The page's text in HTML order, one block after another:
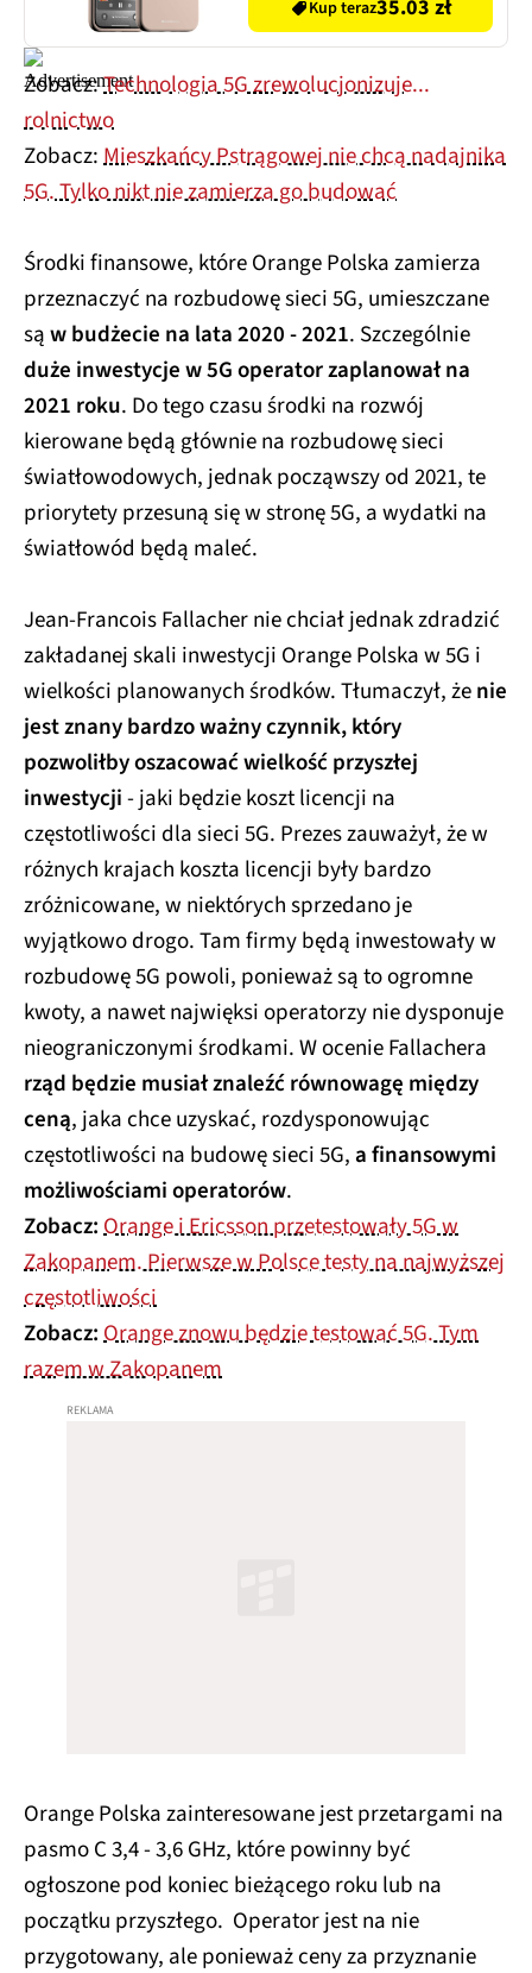
Kup teraz35.03 zł
Zobacz:Technologia 5G zrewolucjonizuje...
rolnictwo
Zobacz:Mieszkańcy Pstrągowej nie chcą nadajnika
5G. Tylko nikt nie zamierza go budować
Środki finansowe, które Orange Polska zamierza
przeznaczyć na rozbudowę sieci 5G, umieszczane
sąw budżecie na lata 2020 - 2021. Szczególnie
duże inwestycje w 5G operator zaplanował na
2021 roku. Do tego czasu środki na rozwój
kierowane będą głównie na rozbudowę sieci
światłowodowych, jednak począwszy od 2021, te
priorytety przesuną się w stronę 5G, a wydatki na
światłowód będą maleć.
Jean-Francois Fallacher nie chciał jednak zdradzić
zakładanej skali inwestycji Orange Polska w 5G i
wielkości planowanych środków. Tłumaczył, żenie
jest znany bardzo ważny czynnik, który
pozwoliłby oszacować wielkość przyszłej
inwestycji- jaki będzie koszt licencji na
częstotliwości dla sieci 5G. Prezes zauważył, że w
różnych krajach koszta licencji były bardzo
zróżnicowane, w niektórych sprzedano je
wyjątkowo drogo. Tam firmy będą inwestowały w
rozbudowę 5G powoli, ponieważ są to ogromne
kwoty, a nawet najwięksi operatorzy nie dysponuje
nieograniczonymi środkami. W ocenie Fallachera
rząd będzie musiał znaleźć równowagę między
ceną, jaka chce uzyskać, rozdysponowując
częstotliwości na budowę sieci 5G,a finansowymi
możliwościami operatorów.
Zobacz:Orange i Ericsson przetestowały 5G w
Zakopanem. Pierwsze w Polsce testy na najwyższej
częstotliwości
Zobacz:Orange znowu będzie testować 5G. Tym
razem w Zakopanem
Orange Polska zainteresowane jest przetargami na
pasmo C 3,4 - 3,6 GHz, które powinny być
ogłoszone pod koniec bieżącego roku lub na
początku przyszłego. Operator jest na nie
przygotowany, ale ponieważ ceny za przyznanie